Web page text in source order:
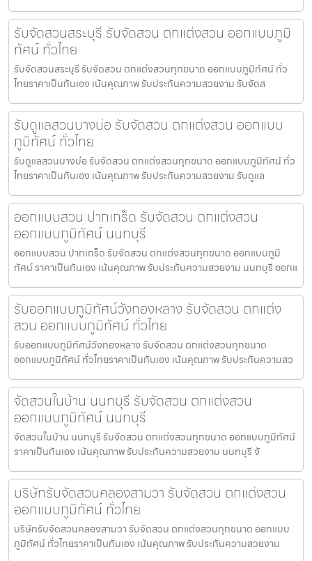
รับจัดสวนสระบุรี รับจัดสวน ตกแต่งสวน ออกแบบภูมิ
ทัศน์ ทั่วไทย
รับจัดสวนสระบุรี รับจัดสวน ตกแต่งสวนทุกขนาด ออกแบบภูมิทัศน์ ทั่ว
ไทยราคาเป็นกันเอง เน้นคุณภาพ รับประกันความสวยงาม รับจัดส
รับดูแลสวนบางบ่อ รับจัดสวน ตกแต่งสวน ออกแบบ
ภูมิทัศน์ ทั่วไทย
รับดูแลสวนบางบ่อ รับจัดสวน ตกแต่งสวนทุกขนาด ออกแบบภูมิทัศน์ ทั่ว
ไทยราคาเป็นกันเอง เน้นคุณภาพ รับประกันความสวยงาม รับดูแล
ออกแบบสวน ปากเกร็ด รับจัดสวน ตกแต่งสวน
ออกแบบภูมิทัศน์ นนทบุรี
ออกแบบสวน ปากเกร็ด รับจัดสวน ตกแต่งสวนทุกขนาด ออกแบบภูมิ
ทัศน์ ราคาเป็นกันเอง เน้นคุณภาพ รับประกันความสวยงาม นนทบุรี ออกแ
รับออกแบบภูมิทัศน์วังทองหลาง รับจัดสวน ตกแต่ง
สวน ออกแบบภูมิทัศน์ ทั่วไทย
รับออกแบบภูมิทัศน์วังทองหลาง รับจัดสวน ตกแต่งสวนทุกขนาด
ออกแบบภูมิทัศน์ ทั่วไทยราคาเป็นกันเอง เน้นคุณภาพ รับประกันความสว
จัดสวนในบ้าน นนทบุรี รับจัดสวน ตกแต่งสวน
ออกแบบภูมิทัศน์ นนทบุรี
จัดสวนในบ้าน นนทบุรี รับจัดสวน ตกแต่งสวนทุกขนาด ออกแบบภูมิทัศน์
ราคาเป็นกันเอง เน้นคุณภาพ รับประกันความสวยงาม นนทบุรี จั
บริษัทรับจัดสวนคลองสามวา รับจัดสวน ตกแต่งสวน
ออกแบบภูมิทัศน์ ทั่วไทย
บริษัทรับจัดสวนคลองสามวา รับจัดสวน ตกแต่งสวนทุกขนาด ออกแบบ
ภูมิทัศน์ ทั่วไทยราคาเป็นกันเอง เน้นคุณภาพ รับประกันความสวยงาม